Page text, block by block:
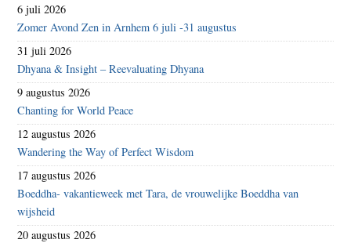
6 juli 2026
Zomer Avond Zen in Arnhem 6 juli -31 augustus
31 juli 2026
Dhyana & Insight – Reevaluating Dhyana
9 augustus 2026
Chanting for World Peace
12 augustus 2026
Wandering the Way of Perfect Wisdom
17 augustus 2026
Boeddha- vakantieweek met Tara, de vrouwelijke Boeddha van
wijsheid
20 augustus 2026